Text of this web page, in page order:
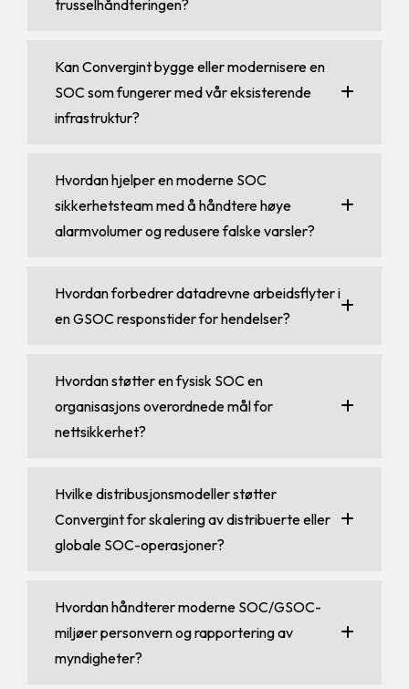
trusselhåndteringen?
Kan Convergint bygge eller modernisere en
SOC som fungerer med vår eksisterende
infrastruktur?
Hvordan hjelper en moderne SOC
sikkerhetsteam med å håndtere høye
alarmvolumer og redusere falske varsler?
Hvordan forbedrer datadrevne arbeidsflyter i
en GSOC responstider for hendelser?
Hvordan støtter en fysisk SOC en
organisasjons overordnede mål for
nettsikkerhet?
Hvilke distribusjonsmodeller støtter
Convergint for skalering av distribuerte eller
globale SOC-operasjoner?
Hvordan håndterer moderne SOC/GSOC-
miljøer personvern og rapportering av
myndigheter?